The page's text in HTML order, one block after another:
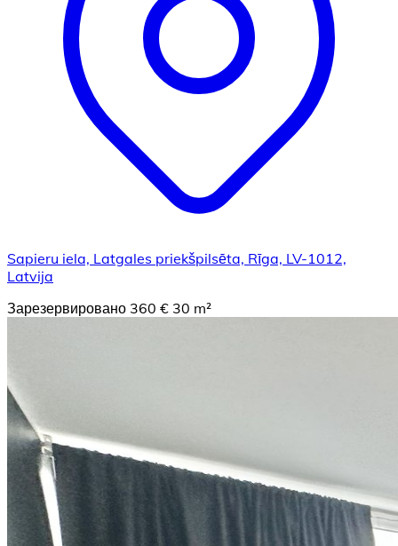
Sapieru iela, Latgales priekšpilsēta, Rīga, LV-1012,
Latvija
Зарезервировано 360 € 30 m²